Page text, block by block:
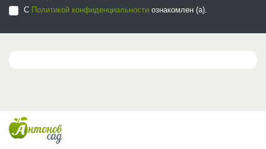
С Политикой конфиденциальности ознакомлен (а).